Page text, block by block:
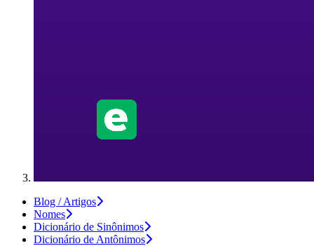
Blog / Artigos
Nomes
Dicionário de Sinônimos
Dicionário de Antônimos